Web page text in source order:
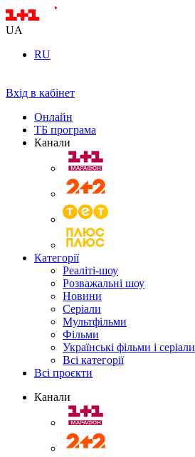
UA
RU
Вхід в кабінет
Онлайн
ТБ програма
Канали
Категорії
Реаліті-шоу
Розважальні шоу
Новини
Серіали
Мультфільми
Фільми
Українські фільми і серіали
Всі категорії
Всі проєкти
Канали